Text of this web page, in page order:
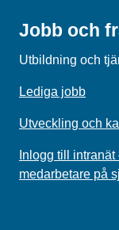
Jobb och
Utbildning och
Lediga jobb
Utveckling och
Inlogg till
medarbetare på